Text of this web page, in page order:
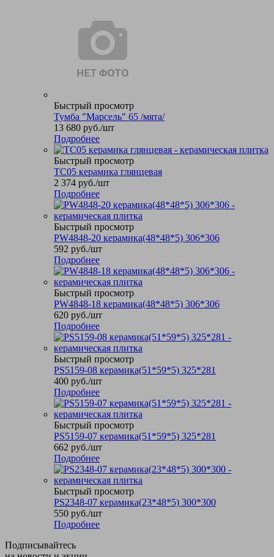
Быстрый просмотр
Тумба "Марсель" 65 /мята/
13 680 руб./шт
Подробнее
Быстрый просмотр
TC05 керамика глянцевая
2 374 руб./шт
Подробнее
Быстрый просмотр
PW4848-20 керамика(48*48*5) 306*306
592 руб./шт
Подробнее
Быстрый просмотр
PW4848-18 керамика(48*48*5) 306*306
620 руб./шт
Подробнее
Быстрый просмотр
PS5159-08 керамика(51*59*5) 325*281
400 руб./шт
Подробнее
Быстрый просмотр
PS5159-07 керамика(51*59*5) 325*281
662 руб./шт
Подробнее
Быстрый просмотр
PS2348-07 керамика(23*48*5) 300*300
550 руб./шт
Подробнее
Подписывайтесь